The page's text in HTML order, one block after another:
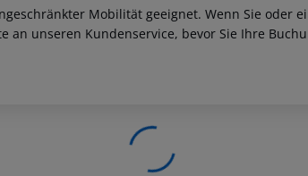
Mobilität geeignet. Wenn Sie oder
an unseren Kundenservice, bevor Sie Ihre